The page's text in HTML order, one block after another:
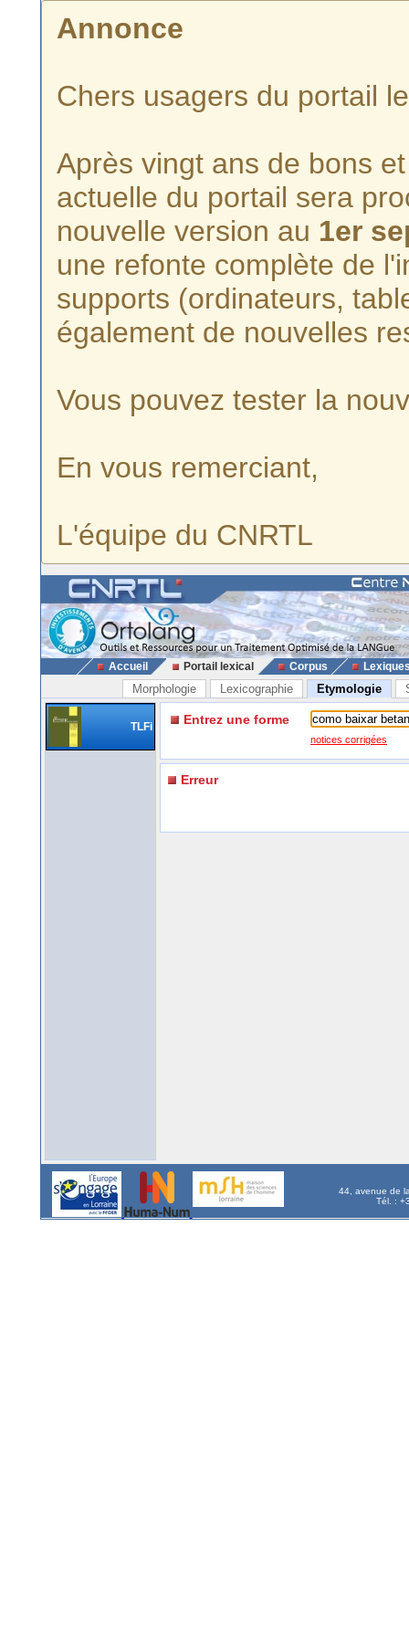
Annonce
Chers usagers du portail
Après vingt ans de bons
actuelle du portail sera
nouvelle version au 1er
une refonte complète de
supports (ordinateurs,
également de nouvelles
Vous pouvez tester la
En vous remerciant,
L'équipe du CNRTL
Accueil Portail lexical Corpus
Morphologie Lexicographie Etymologie
TLFi Entrez une forme
notices corrigées
Erreur
44, avenue de
Tél. :